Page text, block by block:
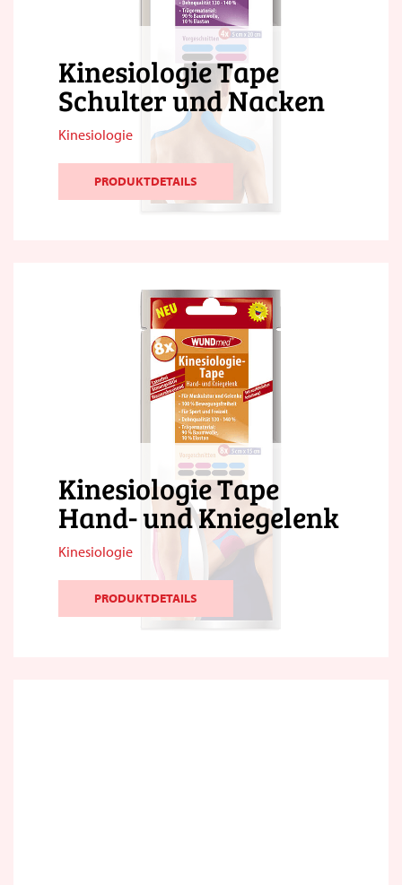
Kinesiologie Tape
Schulter und Nacken
Kinesiologie
PRODUKTDETAILS
Kinesiologie Tape
Hand- und Kniegelenk
Kinesiologie
PRODUKTDETAILS